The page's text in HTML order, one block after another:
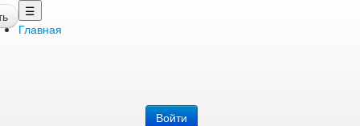
☰
Главная
Войти